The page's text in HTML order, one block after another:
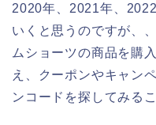
2020年、2021年、
いくと思うのですが、
ムショーツの商品を購
え、クーポンやキャン
ンコードを探してみる